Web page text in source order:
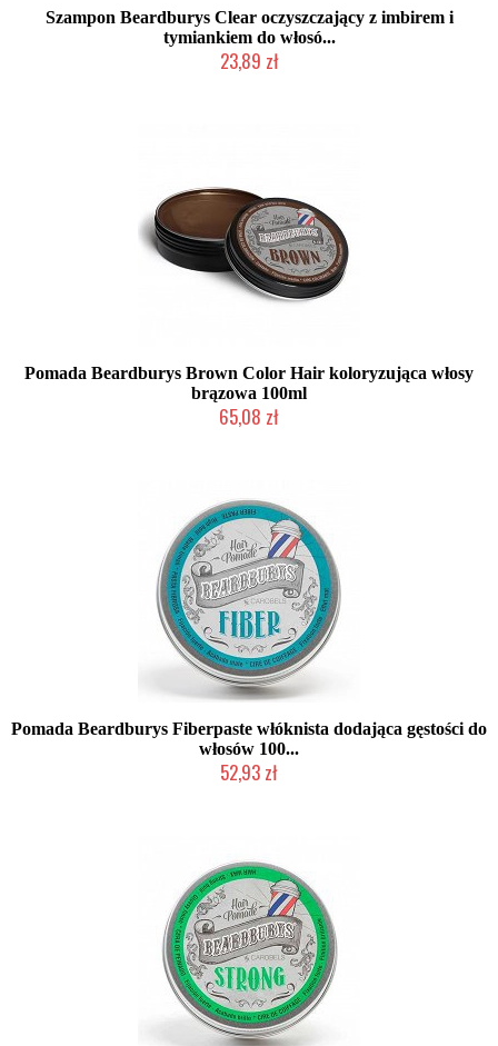
Szampon Beardburys Clear oczyszczający z imbirem i
tymiankiem do włosó...
23,89 zł
Pomada Beardburys Brown Color Hair koloryzująca włosy
brązowa 100ml
65,08 zł
Pomada Beardburys Fiberpaste włóknista dodająca gęstości do
włosów 100...
52,93 zł